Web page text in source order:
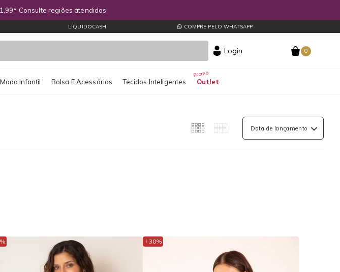
Consulte regiões atendidas
LÍQUIDOCASH COMPRE PELO WHATSAPP
Login 0
Bolsa E Acessórios
Moda Infantil Outlet
Tecidos Inteligentes
↓ 30%